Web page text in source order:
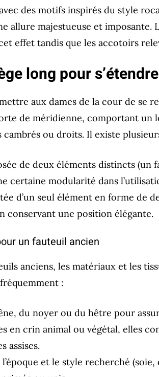
des motifs inspirés du style
allure majestueuse et imposante.
effet tandis que les accotoirs
long pour
aux dames de la cour de se
de méridienne, comportant un
ou droits. Il existe
de deux éléments distincts (un
certaine modularité dans
d’un seul élément en forme de
conservant une position élégante.
un fauteuil ancien
anciens, les matériaux et les
:
du noyer ou du hêtre pour
en crin animal ou végétal, elles
assises.
et le style recherché